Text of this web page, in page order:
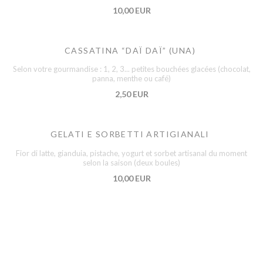
10,00 EUR
CASSATINA “DAÏ DAÏ” (UNA)
Selon votre gourmandise : 1, 2, 3... petites bouchées glacées (chocolat,
panna, menthe ou café)
2,50 EUR
GELATI E SORBETTI ARTIGIANALI
Fior di latte, gianduia, pistache, yogurt et sorbet artisanal du moment
selon la saison (deux boules)
10,00 EUR